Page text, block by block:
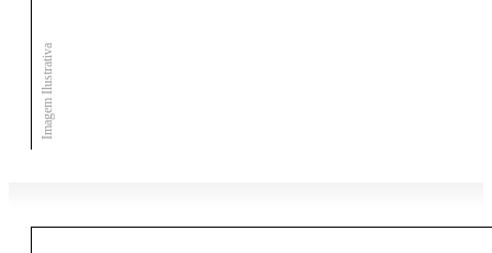
Imagem Ilustrativa